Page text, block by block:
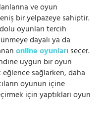
ve oyun
bir yelpazeye sahiptir.
oyunları tercih
dayalı ya da
online oyunları seçer.
uygun bir oyun
sağlarken, daha
oyunun içine
için yaptıkları oyun